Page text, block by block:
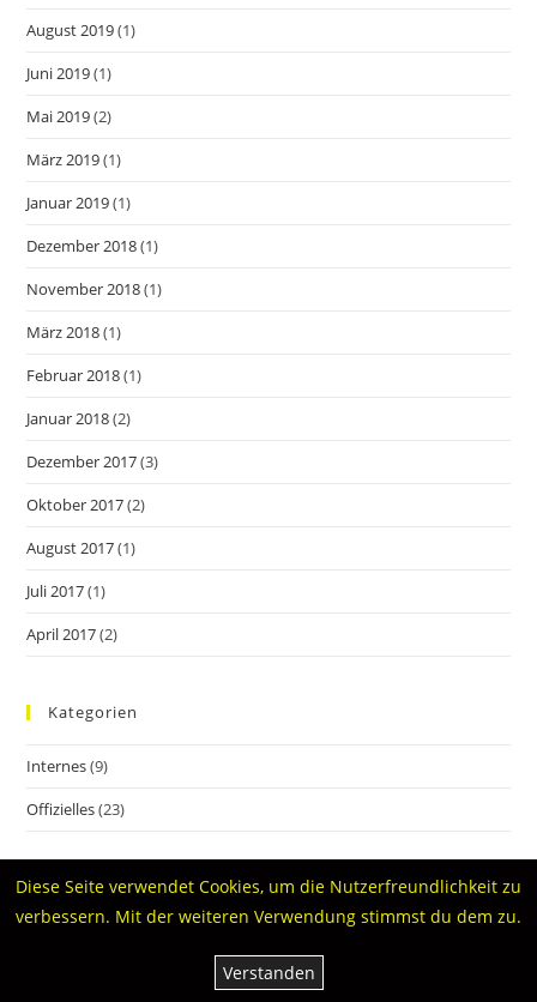
August 2019(1)
Juni 2019(1)
Mai 2019(2)
März 2019(1)
Januar 2019(1)
Dezember 2018(1)
November 2018(1)
März 2018(1)
Februar 2018(1)
Januar 2018(2)
Dezember 2017(3)
Oktober 2017(2)
August 2017(1)
Juli 2017(1)
April 2017(2)
Kategorien
Internes(9)
Offizielles(23)
Tabelle 2026
Datenschutzerklärung
Diese Seite verwendet Cookies, um die Nutzerfreundlichkeit zu
verbessern. Mit der weiteren Verwendung stimmst du dem zu.
Verstanden